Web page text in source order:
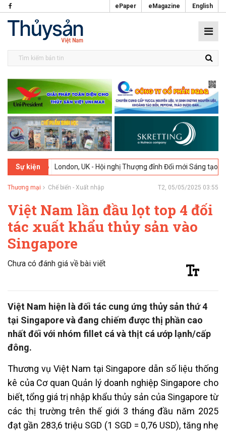
ePaper eMagazine English
Sự kiện
London, UK - Hội nghị Thượng đỉnh Đổi mới Sáng tạo trong
Thương mại Chế biến - Xuất nhập T2, 05/05/2025 03:55
Việt Nam lần đầu lọt top 4 đối
tác xuất khẩu thủy sản vào
Singapore
Chưa có đánh giá về bài viết
Việt Nam hiện là đối tác cung ứng thủy sản thứ 4
tại Singapore và đang chiếm được thị phần cao
nhất đối với nhóm fillet cá và thịt cá ướp lạnh/cấp
đông.
Thương vụ Việt Nam tại Singapore dẫn số liệu thống
kê của Cơ quan Quản lý doanh nghiệp Singapore cho
biết, tổng giá trị nhập khẩu thủy sản của Singapore từ
các thị trường trên thế giới 3 tháng đầu năm 2025
đạt gần 283,6 triệu SGD (1 SGD = 0,76 USD), tăng nhẹ